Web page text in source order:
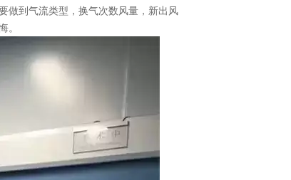
做到气流类型，换气次数风量，新出风
。